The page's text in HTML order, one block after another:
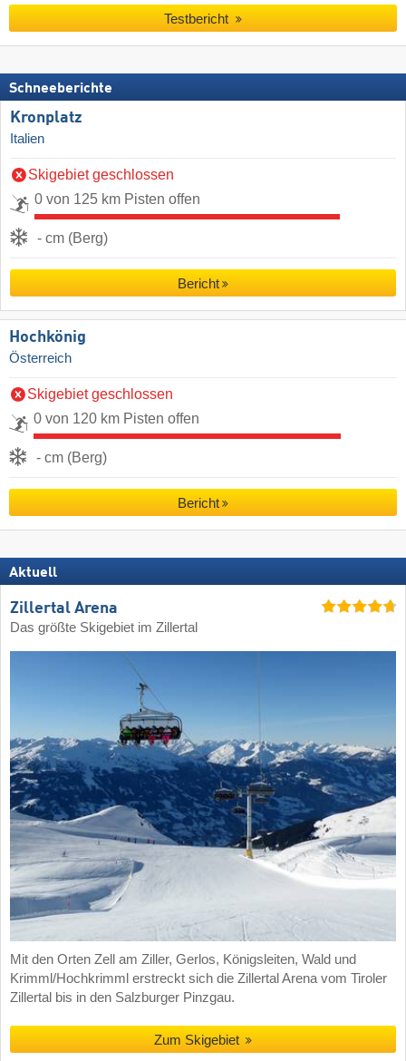
Testbericht
Schneeberichte
Kronplatz
Italien
Skigebiet geschlossen
0 von 125 km Pisten offen
- cm (Berg)
Bericht
Hochkönig
Österreich
Skigebiet geschlossen
0 von 120 km Pisten offen
- cm (Berg)
Bericht
Aktuell
Zillertal Arena
Das größte Skigebiet im Zillertal
Mit den Orten Zell am Ziller, Gerlos, Königsleiten, Wald und
Krimml/Hochkrimml erstreckt sich die Zillertal Arena vom Tiroler
Zillertal bis in den Salzburger Pinzgau.
Zum Skigebiet